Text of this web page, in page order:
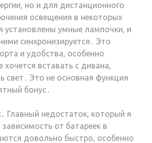
но и для дистанционного
освещения в некоторых
установлены умные лампочки, и
синхронизируется․ Это
и удобства, особенно
хочется вставать с дивана,
свет․ Это не основная функция
бонус․
Главный недостаток, который я
от батареек в
довольно быстро, особенно